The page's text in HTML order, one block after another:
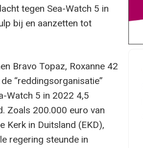
tegen Sea-Watch 5 in
bij en aanzetten tot
Bravo Topaz, Roxanne 42
“reddingsorganisatie”
Watch 5 in 2022 4,5
Zoals 200.000 euro van
Kerk in Duitsland (EKD),
regering steunde in